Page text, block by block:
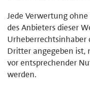
Jede Verwertung
des Anbieters dieser
Urheberrechtsinhaber
Dritter angegeben ist,
vor entsprechender
werden.